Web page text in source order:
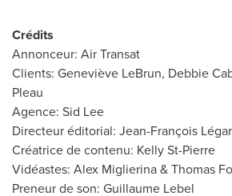
Crédits
Annonceur: Air Transat
Clients: Geneviève LeBrun, Debbie
Pleau
Agence: Sid Lee
Directeur éditorial: Jean-François
Créatrice de contenu: Kelly St-Pierre
Vidéastes: Alex Miglierina&Thomas
Preneur de son: Guillaume Lebel